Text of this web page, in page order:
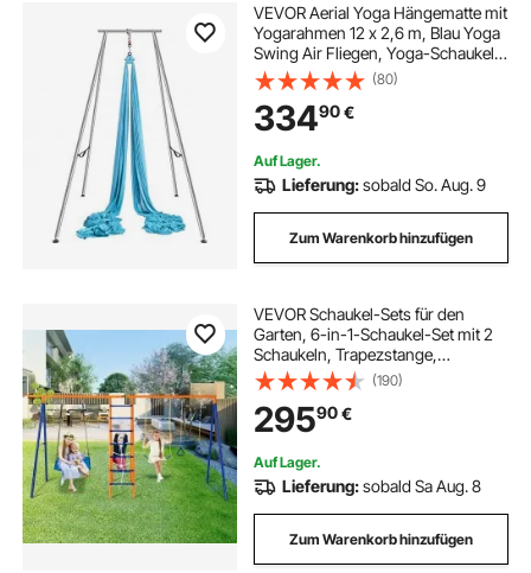
VEVOR Aerial Yoga Hängematte mit
Yogarahmen 12 x 2,6 m, Blau Yoga
Swing Air Fliegen, Yoga-Schaukel
Hammock Swing 250 kg Max.
Tragfähigkeit, inkl. Yoga-Socken &
Fußpolster, Anti-Gravity-Übungen
(80)
33490€
Auf Lager.
Lieferung:sobald So. Aug. 9
Zum Warenkorb hinzufügen
VEVOR Schaukel-Sets für den
Garten, 6-in-1-Schaukel-Set mit 2
Schaukeln, Trapezstange,
Kletterleiter, Kletternetz und
Basketballkorb, 200 kg Tragkraft,
robustes Metall-Schaukel-Set für
den Außenbereich für Kinder ab 3
Jahren
(190)
29590€
Auf Lager.
Lieferung:sobald Sa Aug. 8
Zum Warenkorb hinzufügen